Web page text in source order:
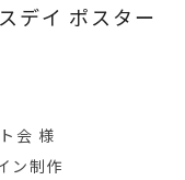
デイ ポスター
会 様
ン制作